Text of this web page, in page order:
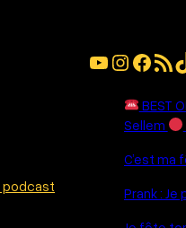
podcast
YouTube Instagram Facebook Flux RSS TikTok
BEST
Sellem
C’est ma
Prank :